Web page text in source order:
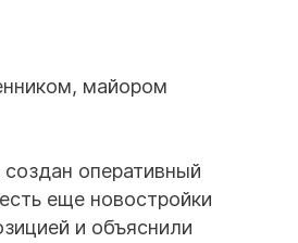
майором
оперативный
еще новостройки
и объяснили